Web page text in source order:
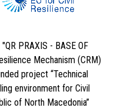
PRAXIS - BASE OF
Mechanism (CRM)
project “Technical
environment for Civil
of North Macedonia”